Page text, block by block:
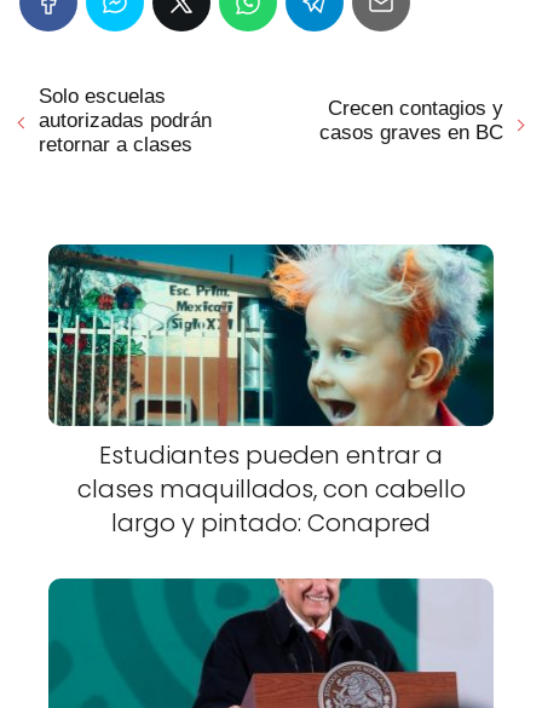
Solo escuelas
autorizadas podrán
retornar a clases
Crecen contagios y
casos graves en BC
Estudiantes pueden entrar a
clases maquillados, con cabello
largo y pintado: Conapred